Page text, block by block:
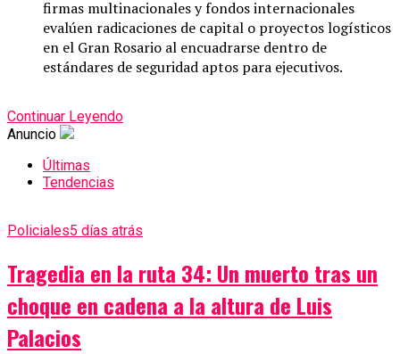
firmas multinacionales y fondos internacionales
evalúen radicaciones de capital o proyectos logísticos
en el Gran Rosario al encuadrarse dentro de
estándares de seguridad aptos para ejecutivos.
Continuar Leyendo
Anuncio
Últimas
Tendencias
Policiales5 días atrás
Tragedia en la ruta 34: Un muerto tras un
choque en cadena a la altura de Luis
Palacios